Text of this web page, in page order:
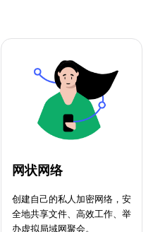
网状网络
创建自己的私人加密网络，安
全地共享文件、高效工作、举
办虚拟局域网聚会。